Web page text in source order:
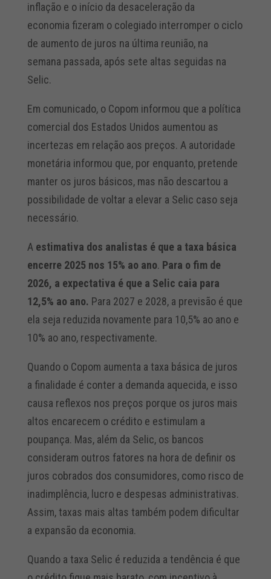
inflação e o início da desaceleração da
economia fizeram o colegiado interromper o ciclo
de aumento de juros na última reunião, na
semana passada, após sete altas seguidas na
Selic.
Em comunicado, o Copom informou que a política
comercial dos Estados Unidos aumentou as
incertezas em relação aos preços. A autoridade
monetária informou que, por enquanto, pretende
manter os juros básicos, mas não descartou a
possibilidade de voltar a elevar a Selic caso seja
necessário.
A estimativa dos analistas é que a taxa básica
encerre 2025 nos 15% ao ano. Para o fim de
2026, a expectativa é que a Selic caia para
12,5% ao ano. Para 2027 e 2028, a previsão é que
ela seja reduzida novamente para 10,5% ao ano e
10% ao ano, respectivamente.
Quando o Copom aumenta a taxa básica de juros
a finalidade é conter a demanda aquecida, e isso
causa reflexos nos preços porque os juros mais
altos encarecem o crédito e estimulam a
poupança. Mas, além da Selic, os bancos
consideram outros fatores na hora de definir os
juros cobrados dos consumidores, como risco de
inadimplência, lucro e despesas administrativas.
Assim, taxas mais altas também podem dificultar
a expansão da economia.
Quando a taxa Selic é reduzida a tendência é que